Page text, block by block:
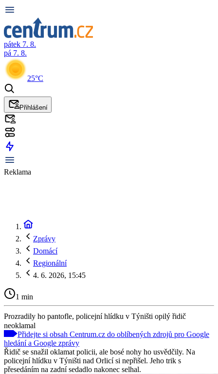
pátek 7. 8.
pá 7. 8.
25°C
Přihlášení
Reklama
Zprávy
Domácí
Regionální
4. 6. 2026, 15:45
1 min
Prozradily ho pantofle, policejní hlídku v Týništi opilý řidič
neoklamal
Přidejte si obsah Centrum.cz do oblíbených zdrojů pro Google
hledání a Google zprávy
Řidič se snažil oklamat policii, ale bosé nohy ho usvědčily. Na
policejní hlídku v Týništi nad Orlicí si nepřišel. Jeho trik s
přesedáním na zadní sedadlo nakonec selhal.